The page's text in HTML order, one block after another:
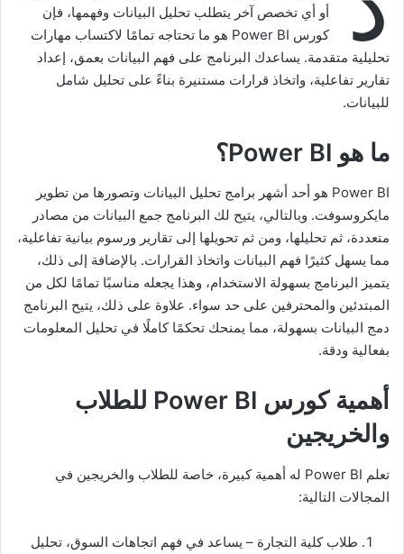
أو أي تخصص آخر يتطلب تحليل البيانات وفهمها، فإن
كورس Power BI هو ما تحتاجه تمامًا لاكتساب مهارات
تحليلية متقدمة. يساعدك البرنامج على فهم البيانات بعمق، إعداد
تقارير تفاعلية، واتخاذ قرارات مستنيرة بناءً على تحليل شامل
للبيانات.
ما هو Power BI؟
Power BI هو أحد أشهر برامج تحليل البيانات وتصورها من تطوير
مايكروسوفت. وبالتالي، يتيح لك البرنامج جمع البيانات من مصادر
متعددة، ثم تحليلها، ومن ثم تحويلها إلى تقارير ورسوم بيانية تفاعلية،
مما يسهل كثيرًا فهم البيانات واتخاذ القرارات. بالإضافة إلى ذلك،
يتميز البرنامج بسهولة الاستخدام، وهذا يجعله مناسبًا تمامًا لكل من
المبتدئين والمحترفين على حد سواء. علاوة على ذلك، يتيح البرنامج
دمج البيانات بسهولة، مما يمنحك تحكمًا كاملًا في تحليل المعلومات
بفعالية ودقة.
أهمية كورس Power BI للطلاب
والخريجين
تعلم Power BI له أهمية كبيرة، خاصة للطلاب والخريجين في
المجالات التالية:
طلاب كلية التجارة – يساعد في فهم اتجاهات السوق، تحليل